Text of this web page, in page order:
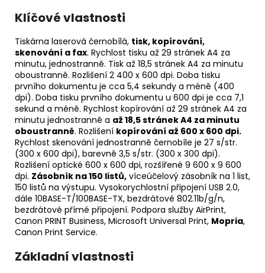
Klíčové vlastnosti
Tiskárna laserová černobílá, tisk, kopírování,
skenování a fax. Rychlost tisku až 29 stránek A4 za
minutu, jednostranně. Tisk až 18,5 stránek A4 za minutu
oboustranně. Rozlišení 2 400 x 600 dpi. Doba tisku
prvního dokumentu je cca 5,4 sekundy a méně (400
dpi). Doba tisku prvního dokumentu u 600 dpi je cca 7,1
sekund a méně. Rychlost kopírování až 29 stránek A4 za
minutu jednostranně a až 18,5 stránek A4 za minutu
oboustranně. Rozlišení kopírování až 600 x 600 dpi.
Rychlost skenování jednostranně černobíle je 27 s/str.
(300 x 600 dpi), barevně 3,5 s/str. (300 x 300 dpi).
Rozlišení optické 600 x 600 dpi, rozšířené 9 600 x 9 600
dpi. Zásobník na 150 listů, víceúčelový zásobník na 1 list,
150 listů na výstupu. Vysokorychlostní připojení USB 2.0,
dále 10BASE-T/100BASE-TX, bezdrátové 802.11b/g/n,
bezdrátové přímé připojení. Podpora služby AirPrint,
Canon PRINT Business, Microsoft Universal Print, Mopria,
Canon Print Service.
Základní vlastnosti